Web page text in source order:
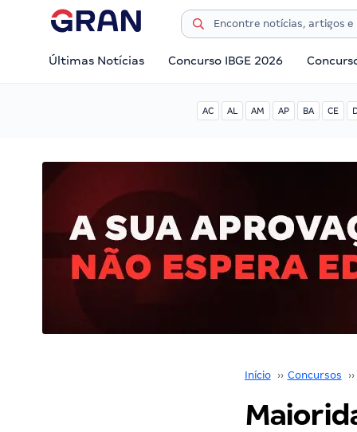
Últimas Notícias Concurso IBGE 2026
AC AL AM AP BA CE
Início ›› Concursos ››